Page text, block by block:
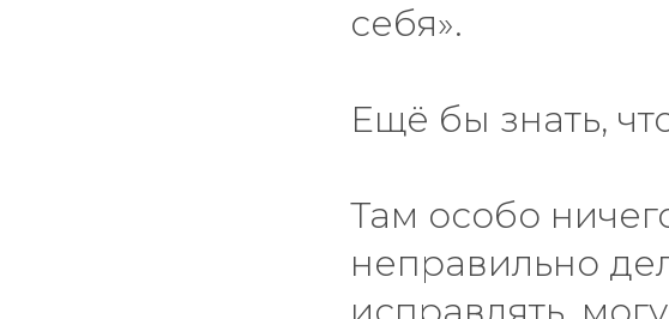
себя».
Ещё бы знать,
Там особо
неправильно